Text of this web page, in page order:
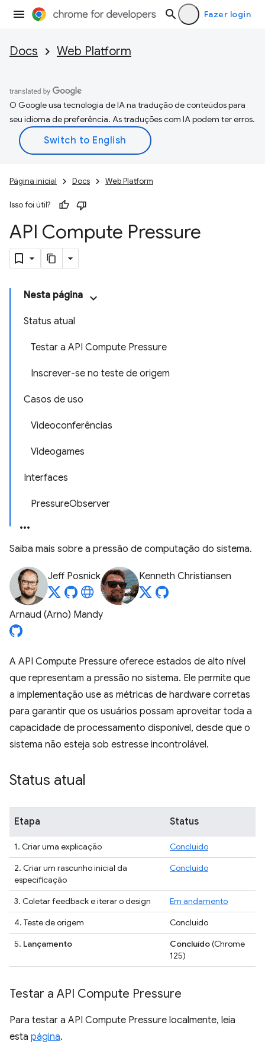
Fazer login
Docs Web Platform
O Google usa tecnologia de IA na tradução de conteúdos para
seu idioma de preferência. As traduções com IA podem ter erros.
Página inicial Docs Web Platform
Isso foi útil?
API Compute Pressure
Nesta página
Status atual
Testar a API Compute Pressure
Inscrever-se no teste de origem
Casos de uso
Videoconferências
Videogames
Interfaces
PressureObserver
Saiba mais sobre a pressão de computação do sistema.
Jeff Posnick Kenneth Christiansen
Arnaud (Arno) Mandy
A API Compute Pressure oferece estados de alto nível
que representam a pressão no sistema. Ele permite que
a implementação use as métricas de hardware corretas
para garantir que os usuários possam aproveitar toda a
capacidade de processamento disponível, desde que o
sistema não esteja sob estresse incontrolável.
Status atual
Etapa Status
1. Criar uma explicação
Concluído
2. Criar um rascunho inicial da
especificação
Concluído
3. Coletar feedback e iterar o design
Em andamento
4. Teste de origem
Concluído
5. Lançamento Concluído(Chrome
125)
Testar a API Compute Pressure
Para testar a API Compute Pressure localmente, leia
esta página.